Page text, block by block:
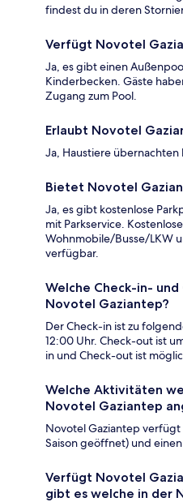
findest du in deren
Verfügt Novotel
Ja, es gibt einen
Kinderbecken. Gäste
Zugang zum Pool.
Erlaubt Novotel
Ja, Haustiere übernachten
Bietet Novotel
Ja, es gibt kostenlose
mit Parkservice.
Wohnmobile/Busse/LKW
verfügbar.
Welche Check-in-
Novotel Gaziantep?
Der Check-in ist zu
12:00 Uhr. Check-out ist
in und Check-out ist
Welche Aktivitäten
Novotel Gaziantep
Novotel Gaziantep
Saison geöffnet) und
Verfügt Novotel
gibt es welche in der